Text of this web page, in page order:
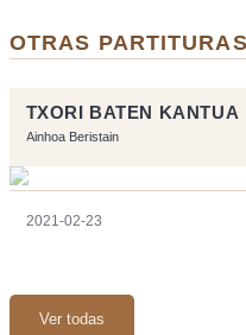
OTRAS
TXORI BATEN KANTUA
Ainhoa Beristain
2021-02-23
Ver todas